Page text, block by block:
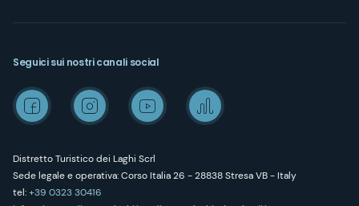
Distretto Turistico dei Laghi Scrl
Sede legale e operativa: Corso Italia 26 - 28838 Stresa VB - Italy
tel:+39 0323 30416
Seguici sui nostri canali social